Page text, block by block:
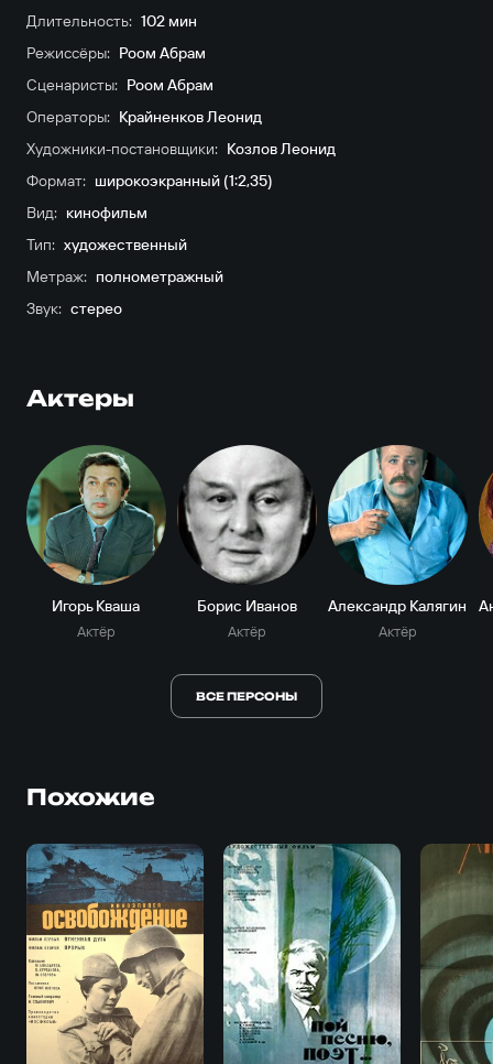
Длительность: 102 мин
Режиссёры: Роом Абрам
Сценаристы: Роом Абрам
Операторы: Крайненков Леонид
Художники-постановщики: Козлов Леонид
Формат: широкоэкранный (1:2,35)
Вид: кинофильм
Тип: художественный
Метраж: полнометражный
Звук: стерео
Актеры
Игорь Кваша
Актёр
Борис Иванов
Актёр
Александр Калягин
Актёр
ВСЕ ПЕРСОНЫ
Похожие